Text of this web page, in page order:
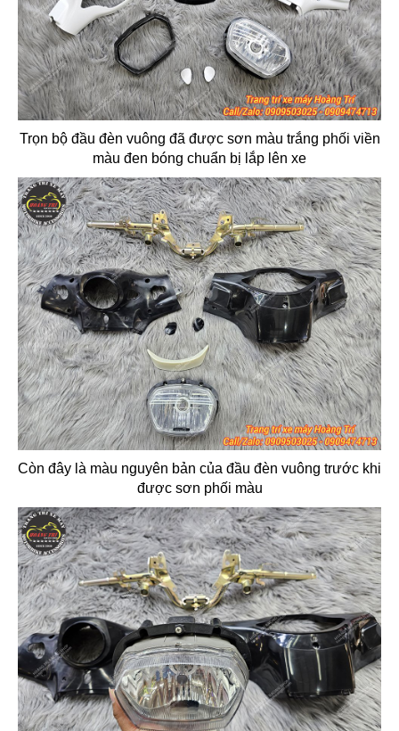
Trọn bộ đầu đèn vuông đã được sơn màu trắng phối viền
màu đen bóng chuẩn bị lắp lên xe
Còn đây là màu nguyên bản của đầu đèn vuông trước khi
được sơn phối màu